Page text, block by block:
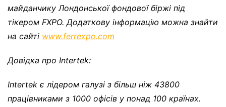
майданчику Лондонської фондової біржі під
тікером FXPO. Додаткову інформацію можна знайти
на сайті www.ferrexpo.com
Довідка про Intertek:
Intertek є лідером галузі з більш ніж 43800
працівниками з 1000 офісів у понад 100 країнах.